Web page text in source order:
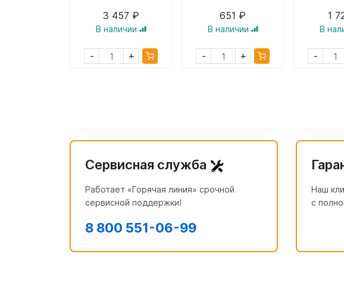
3 457 ₽
В наличии
- +
651 ₽
В наличии
- +
1
В
-
Сервисная служба
Работает «Горячая линия» срочной
сервисной поддержки!
8 800 551-06-99
Наш
с